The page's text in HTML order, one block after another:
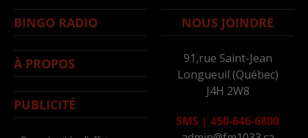
BINGO RADIO
À PROPOS
PUBLICITÉ
NOUS JOINDRE
91,rue Saint-Jean
Longueuil (Québec)
J4H 2W8
SMS | 450-646-6800